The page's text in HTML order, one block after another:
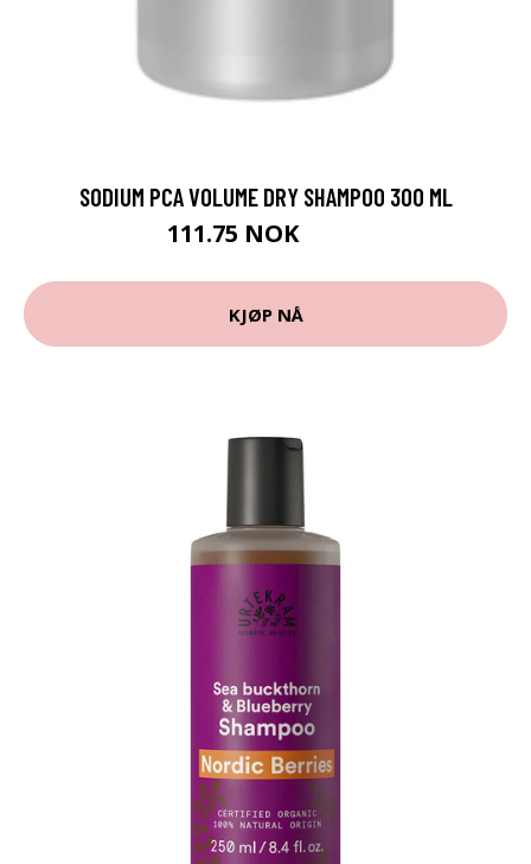
SODIUM PCA VOLUME DRY SHAMPOO 300 ML
111.75 NOK
KJØP NÅ